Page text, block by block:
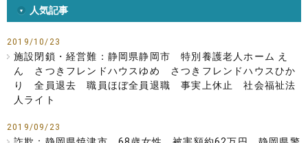
人気記事
2019/10/23
施設閉鎖・経営難：静岡県静岡市 特別養護老人ホーム え
ん さつきフレンドハウスゆめ さつきフレンドハウスひか
り 全員退去 職員ほぼ全員退職 事実上休止 社会福祉法
人ライト
2019/09/23